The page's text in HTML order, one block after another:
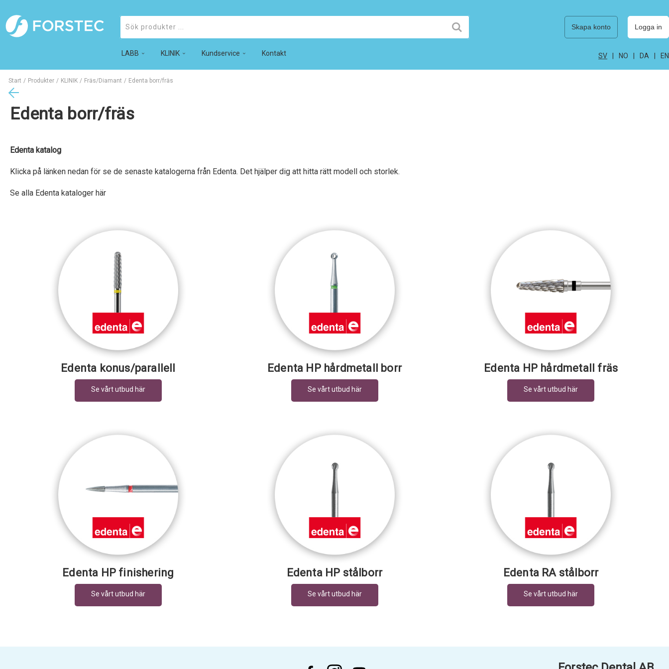
Logga in
Skapa konto
LABB KLINIK
Produkter Kundservice Kontakt SV NO DA EN
Start / Produkter / KLINIK / Fräs/Diamant / Edenta borr/fräs
Edenta borr/fräs
Edenta katalog
Klicka på länken nedan för se de senaste katalogerna från Edenta. Det hjälper dig att hitta rätt modell och storlek.
Se alla Edenta kataloger här
Edenta konus/parallell Edenta HP hårdmetall borr Edenta HP hårdmetall fräs
Edenta HP finishering Edenta HP stålborr Edenta RA stålborr